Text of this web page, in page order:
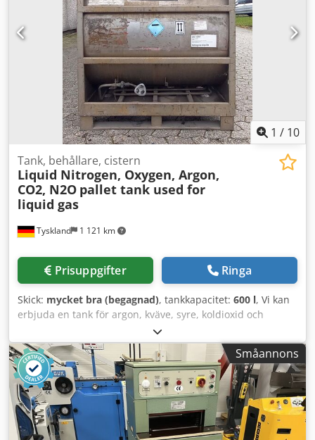
klimatkontroll på ovansidan. För mer information är du
välkommen att kontakta oss. Vi har Bruderer BSTA 25, BSTA
30, BSTA 50, BSTA 110 samt Mabu och Schaal
stansautomater i lager.
1 / 10
Tyskland 1 121 km
Tank, behållare, cistern
Liquid Nitrogen, Oxygen, Argon,
CO2, N2O pallet tank used for
liquid gas
Prisuppgifter Ringa
Skick: mycket bra (begagnad), tankkapacitet: 600 l, Vi kan
erbjuda en tank för argon, kväve, syre, koldioxid och
dikväveoxid: Csdpfevdb A Nex Ac Ierf Tillverkare: AGA
CRYO Volym: 600 liter Arbetstryck: 17,5 bar Vi har även
andra tankar för flytande kväve (LIN), flytande syre (LOX),
flytande argon (LAR), flytande naturgas (LNG) och koldioxid
(CO2), samt för argon, syre, kväve och koldioxid, väte och
metan. Vi kan gärna upprätta en offert eller ge dig
ytterligare information. Kontakta oss gärna per telefon
eller e-post för att diskutera möjligheterna.
Småannons